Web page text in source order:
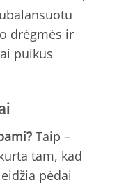
drėgmės ir
puikus
Taip –
tam, kad
pėdai